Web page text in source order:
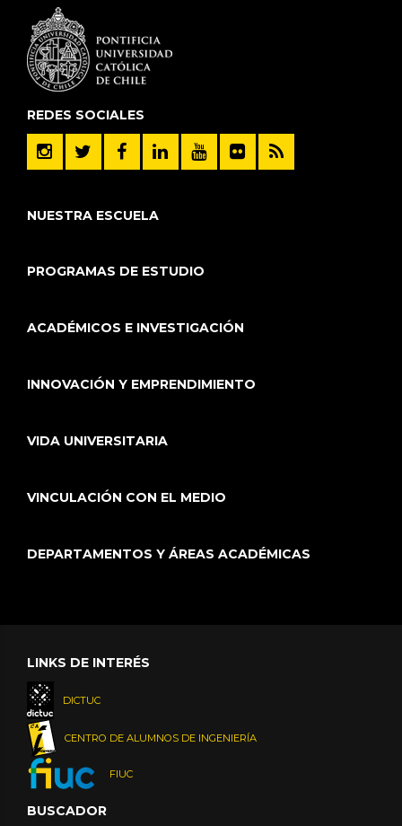
REDES SOCIALES
NUESTRA ESCUELA
PROGRAMAS DE ESTUDIO
ACADÉMICOS E INVESTIGACIÓN
INNOVACIÓN Y EMPRENDIMIENTO
VIDA UNIVERSITARIA
VINCULACIÓN CON EL MEDIO
DEPARTAMENTOS Y ÁREAS ACADÉMICAS
LINKS DE INTERÉS
DICTUC
CENTRO DE ALUMNOS DE INGENIERÍA
FIUC
BUSCADOR